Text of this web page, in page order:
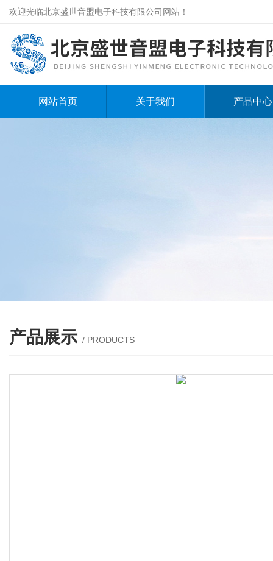
欢迎光临北京盛世音盟电子科技有限公司网站！
网站首页 关于我们 产品中心
产品展示 / PRODUCTS